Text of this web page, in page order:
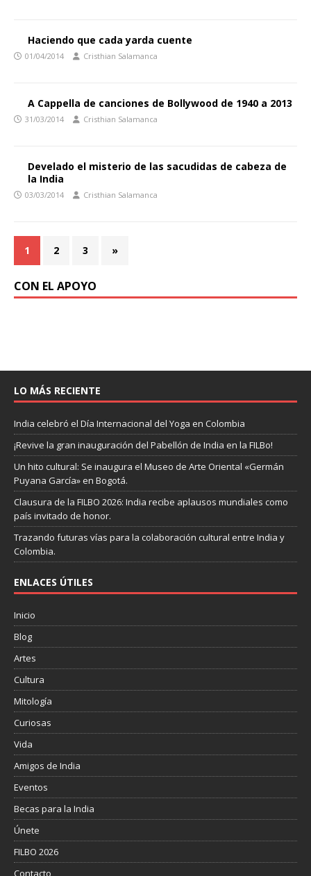
Haciendo que cada yarda cuente
01/04/2014 Cristhian Salamanca
A Cappella de canciones de Bollywood de 1940 a 2013
31/03/2014 Cristhian Salamanca
Develado el misterio de las sacudidas de cabeza de
la India
03/03/2014 Cristhian Salamanca
1 2 3 »
CON EL APOYO
LO MÁS RECIENTE
India celebró el Día Internacional del Yoga en Colombia
¡Revive la gran inauguración del Pabellón de India en la FILBo!
Un hito cultural: Se inaugura el Museo de Arte Oriental «Germán
Puyana García» en Bogotá.
Clausura de la FILBO 2026: India recibe aplausos mundiales como
país invitado de honor.
Trazando futuras vías para la colaboración cultural entre India y
Colombia.
ENLACES ÚTILES
Inicio
Blog
Artes
Cultura
Mitología
Curiosas
Vida
Amigos de India
Eventos
Becas para la India
Únete
FILBO 2026
Contacto